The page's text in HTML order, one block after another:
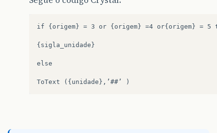
if {origem} = 3 or {origem} =4 or{origem} = 5
{sigla_unidade}
else